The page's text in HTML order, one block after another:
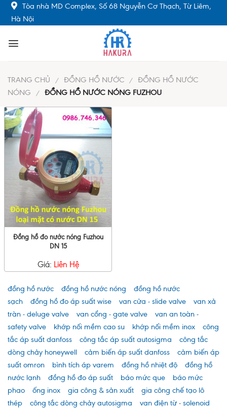
Skip
Tòa nhà MD Complex, Số 68 Nguyễn Cơ Thạch, Từ Liêm,
Hà Nội
TRANG CHỦ / ĐỒNG HỒ NƯỚC / ĐỒNG HỒ NƯỚC
NÓNG
/ ĐỒNG HỒ NƯỚC NÓNG FUZHOU
Đồng hồ đo nước nóng Fuzhou
DN 15
Giá: Liên Hệ
đồng hồ nước đồng hồ nước nóng
đồng hồ nước
sạch
đồng hồ đo áp suất wise van cửa - slide valve
van xả
tràn - deluge valve
van cổng - gate valve
van an toàn -
safety valve
khớp nối mềm cao su khớp nối mềm inox
công
tắc áp suất danfoss
công tắc áp suất autosigma
công tắc
dòng chảy honeywell
cảm biến áp suất danfoss
cảm biến áp
suất omron
bình tích áp varem đồng hồ nhiệt độ
đồng hồ
nước lạnh
đồng hồ đo áp suất báo mức que
báo mức
phao
ống inox gia công & sản xuất
gia công chế tạo lô
thép
công tắc dòng chảy autosigma
van điện từ - solenoid